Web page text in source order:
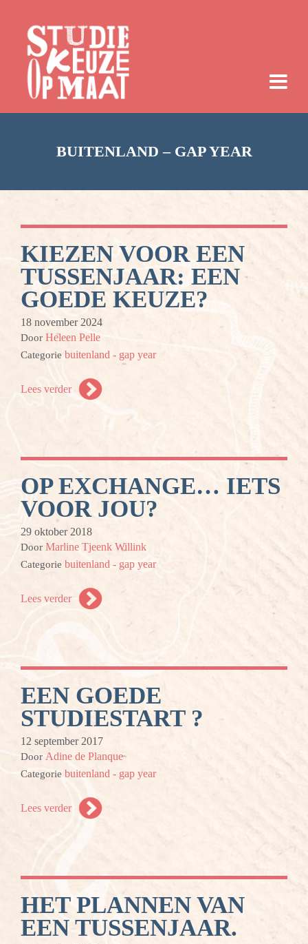
BUITENLAND – GAP YEAR
KIEZEN VOOR EEN
TUSSENJAAR: EEN
GOEDE KEUZE?
18 november 2024
Door Heleen Pelle
Categorie buitenland - gap year
Lees verder
OP EXCHANGE… IETS
VOOR JOU?
29 oktober 2018
Door Marline Tjeenk Willink
Categorie buitenland - gap year
Lees verder
EEN GOEDE
STUDIESTART ?
12 september 2017
Door Adine de Planque
Categorie buitenland - gap year
Lees verder
HET PLANNEN VAN
EEN TUSSENJAAR.